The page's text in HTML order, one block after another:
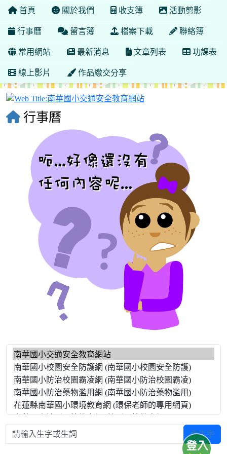
首頁 關於我們 收支簿 活動剪影
行事曆 留言簿 檔案下載 聯絡簿
常用網站 最新消息 文章列表 功課表
線上影片 作品繳交分享
南華國小交通安全教育
行事曆
請輸入生字或生詞 查生字